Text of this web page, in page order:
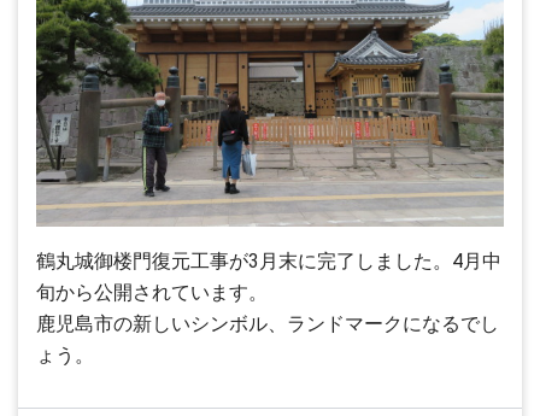
鶴丸城御楼門復元工事が3月末に完了しました。4月中
旬から公開されています。
鹿児島市の新しいシンボル、ランドマークになるでし
ょう。